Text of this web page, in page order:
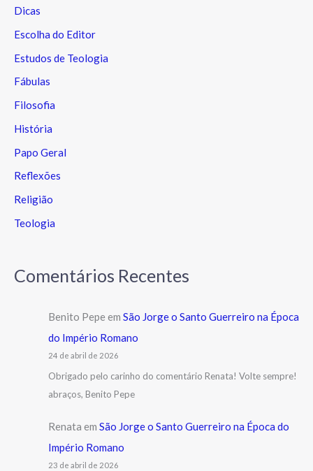
Dicas
Escolha do Editor
Estudos de Teologia
Fábulas
Filosofia
História
Papo Geral
Reflexões
Religião
Teologia
Comentários Recentes
Benito Pepe em São Jorge o Santo Guerreiro na Época
do Império Romano
24 de abril de 2026
Obrigado pelo carinho do comentário Renata! Volte sempre!
abraços, Benito Pepe
Renata em São Jorge o Santo Guerreiro na Época do
Império Romano
23 de abril de 2026